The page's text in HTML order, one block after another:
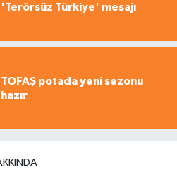
'Terörsüz Türkiye' mesajı
TOFAŞ potada yeni sezonu
hazır